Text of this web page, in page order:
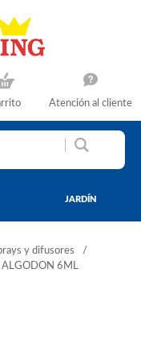
Atención al cliente
JARDÍN
y difusores
6ML